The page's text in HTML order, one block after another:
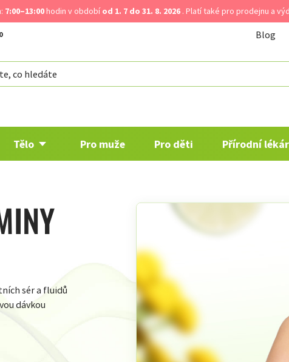
7:00–13:00hodin v obdobíod 1. 7 do 31. 8. 2026. Platí také pro prodejnu a
Blog
Tělo Pro muže Pro děti Přírodní
sér a fluidů
dávkou